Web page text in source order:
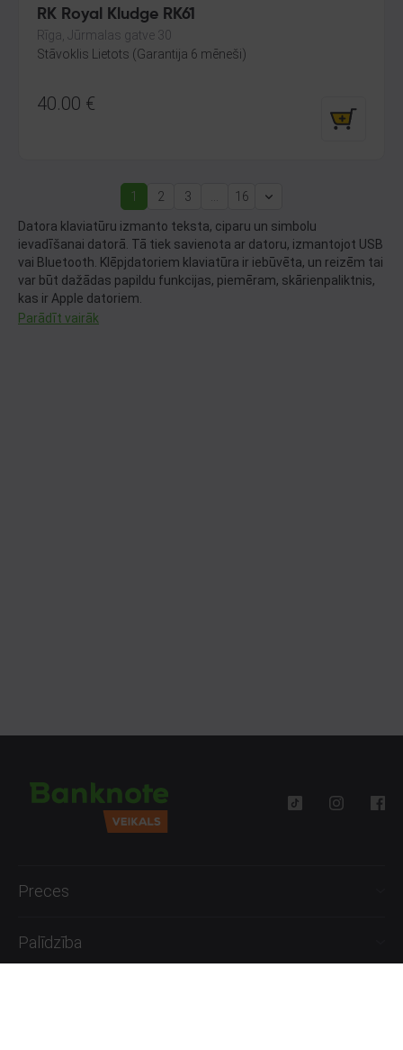
RK Royal Kludge RK61
Rīga, Jūrmalas gatve 30
Stāvoklis Lietots (Garantija 6 mēneši)
40.00 €
1
(current)
2 3 16
Next
Datora klaviatūru izmanto teksta, ciparu un simbolu
ievadīšanai datorā. Tā tiek savienota ar datoru, izmantojot USB
vai Bluetooth. Klēpjdatoriem klaviatūra ir iebūvēta, un reizēm tai
var būt dažādas papildu funkcijas, piemēram, skārienpaliktnis,
kas ir Apple datoriem.
Parādīt vairāk
Preces
Palīdzība